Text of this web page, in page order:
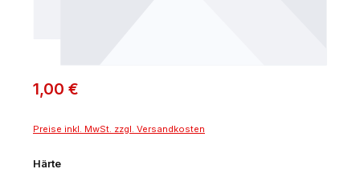
1,00 €
Preise inkl. MwSt. zzgl. Versandkosten
Härteauswählen